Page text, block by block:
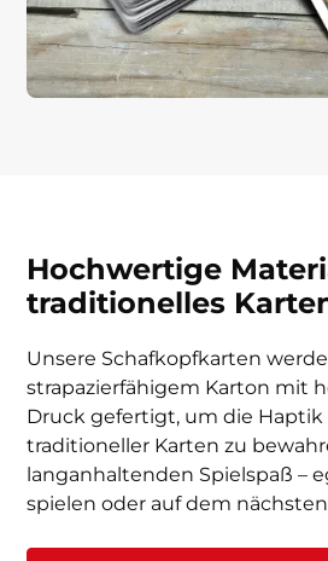
Hochwertige
traditionelles
Unsere Schafkopfkarten
strapazierfähigem Karton mit
Druck gefertigt, um die
traditioneller Karten zu
langanhaltenden Spielspaß –
spielen oder auf dem